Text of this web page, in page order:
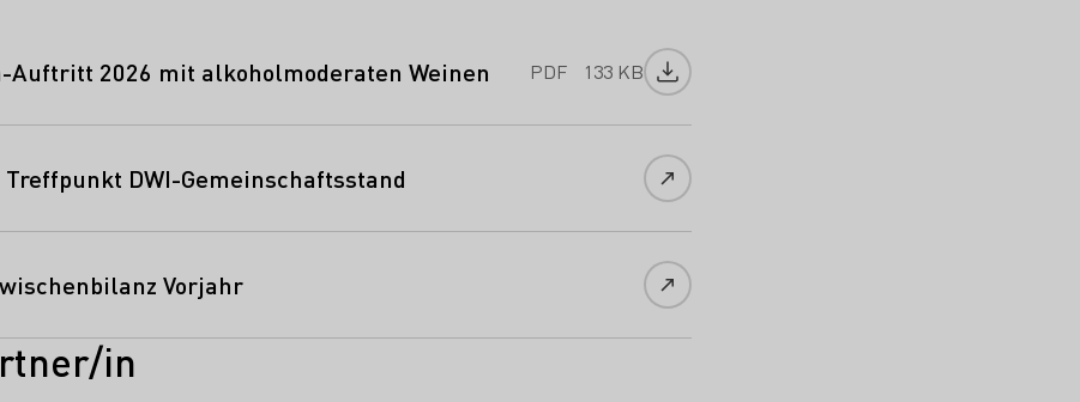
Auftritt 2026 mit alkoholmoderaten Weinen PDF 133 KB Datei herunterladen
Treffpunkt DWI-Gemeinschaftsstand
Vorjahr
in